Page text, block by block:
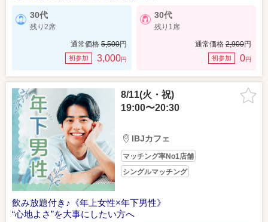
30代
残り2席
通常価格 5,500円
初参加 3,000円
30代
残り1席
通常価格 2,900円
初参加 0円
8/11(火・祝)
19:00〜20:30
IBJカフェ
マッチング率No1店舗
シングルマッチング
飲み放題付き♪《年上女性×年下男性》
“心地よさ”を大事にしたい方へ